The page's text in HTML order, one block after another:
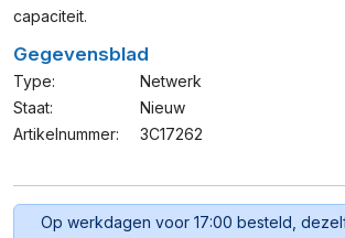
capaciteit.
Gegevensblad
Type:
Netwerk
Staat:
Nieuw
Artikelnummer:
3C17262
Op werkdagen voor 17:00 besteld,